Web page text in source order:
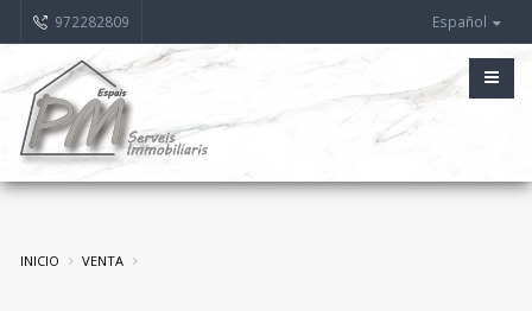
972282809 Español
INICIO VENTA